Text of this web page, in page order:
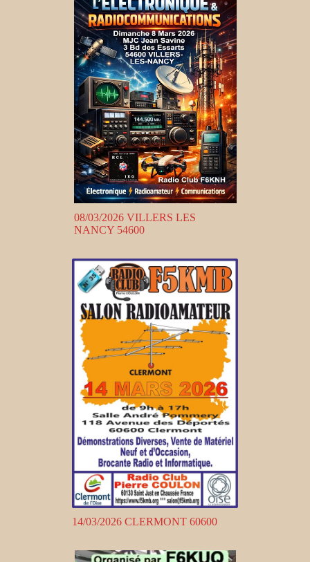
08/03/2026 VILLERS LES
NANCY 54600
14/03/2026 CLERMONT 60600